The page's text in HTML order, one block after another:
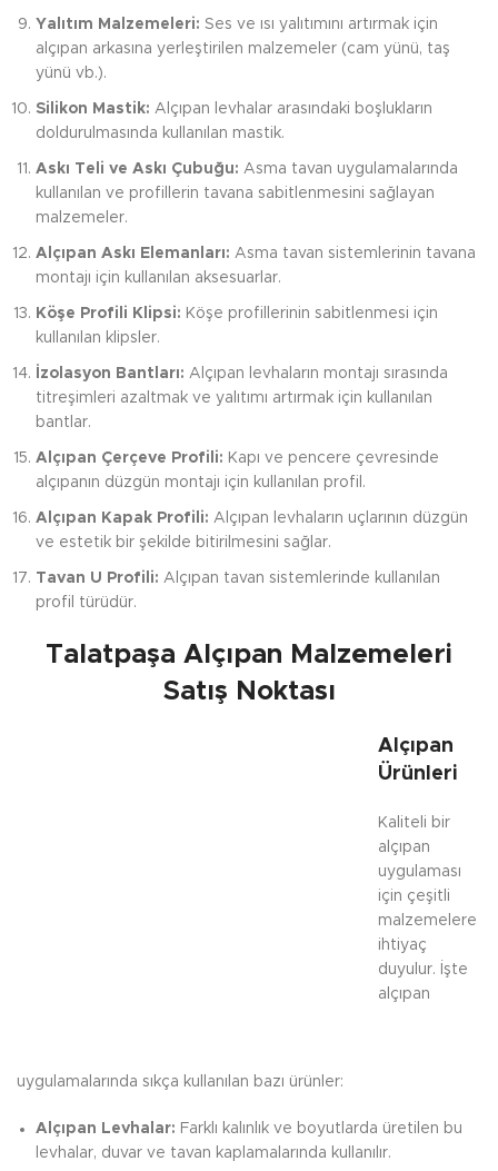
Yalıtım Malzemeleri: Ses ve ısı yalıtımını artırmak için
alçıpan arkasına yerleştirilen malzemeler (cam yünü, taş
yünü vb.).
Silikon Mastik: Alçıpan levhalar arasındaki boşlukların
doldurulmasında kullanılan mastik.
Askı Teli ve Askı Çubuğu: Asma tavan uygulamalarında
kullanılan ve profillerin tavana sabitlenmesini sağlayan
malzemeler.
Alçıpan Askı Elemanları: Asma tavan sistemlerinin tavana
montajı için kullanılan aksesuarlar.
Köşe Profili Klipsi: Köşe profillerinin sabitlenmesi için
kullanılan klipsler.
İzolasyon Bantları: Alçıpan levhaların montajı sırasında
titreşimleri azaltmak ve yalıtımı artırmak için kullanılan
bantlar.
Alçıpan Çerçeve Profili: Kapı ve pencere çevresinde
alçıpanın düzgün montajı için kullanılan profil.
Alçıpan Kapak Profili: Alçıpan levhaların uçlarının düzgün
ve estetik bir şekilde bitirilmesini sağlar.
Tavan U Profili: Alçıpan tavan sistemlerinde kullanılan
profil türüdür.
Talatpaşa Alçıpan Malzemeleri
Satış Noktası
Alçıpan
Ürünleri
Kaliteli bir
alçıpan
uygulaması
için çeşitli
malzemelere
ihtiyaç
duyulur. İşte
alçıpan
uygulamalarında sıkça kullanılan bazı ürünler:
Alçıpan Levhalar: Farklı kalınlık ve boyutlarda üretilen bu
levhalar, duvar ve tavan kaplamalarında kullanılır.